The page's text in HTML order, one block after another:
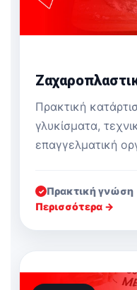
Πρακτική
γλυκίσματα,
επαγγελματική
✓ Πρακτική γνώση
Περισσότερα →